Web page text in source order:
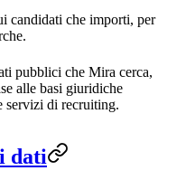
candidati che importi, per
pubblici che Mira cerca,
alle basi giuridiche
servizi di recruiting.
dati